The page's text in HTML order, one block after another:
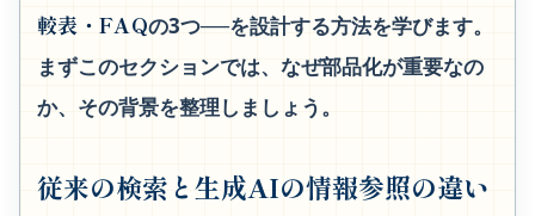
較表・FAQの3つ──を設計する方法を学びます。
まずこのセクションでは、なぜ部品化が重要なの
か、その背景を整理しましょう。
従来の検索と生成AIの情報参照の違い